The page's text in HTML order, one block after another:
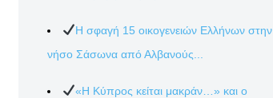
Η σφαγή 15 οικογενειών Ελλήνων στην
νήσο Σάσωνα από Αλβανούς...
«Η Κύπρος κείται μακράν…» και ο